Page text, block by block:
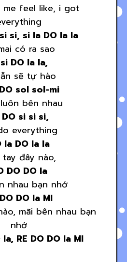
me feel like, i got
si, si la DO la la
có ra sao
DO la la,
sẽ tự hào
sol sol-mi
bên nhau
si si si,
everything
la DO la la
đây nào,
DO DO la
nhau bạn nhớ
DO la MI
mãi bên nhau bạn
nhớ
la, RE DO DO la MI